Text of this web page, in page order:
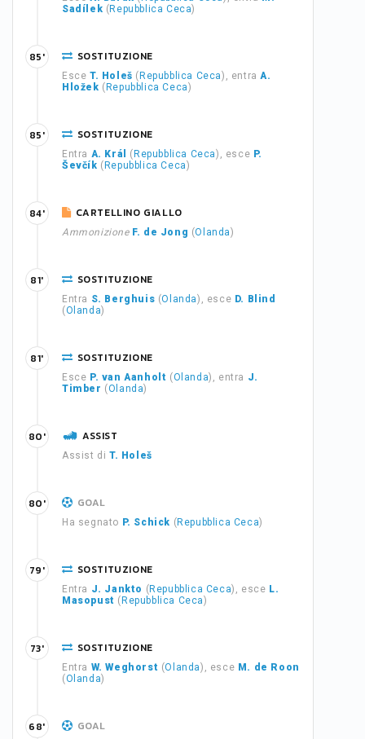
Sadílek ( Repubblica Ceca)
SOSTITUZIONE
Esce T. Holeš ( Repubblica Ceca), entraA.
Hložek ( Repubblica Ceca)
85'
SOSTITUZIONE
Entra A. Král ( Repubblica Ceca), esce P.
Ševčík ( Repubblica Ceca)
85'
CARTELLINO GIALLO
Ammonizione F. de Jong (Olanda)
84'
SOSTITUZIONE
Entra S. Berghuis (Olanda), esce D. Blind
(Olanda)
81'
SOSTITUZIONE
Esce P. van Aanholt (Olanda), entra J.
Timber (Olanda)
81'
ASSIST
Assist di T. Holeš
80'
GOAL
Ha segnato P. Schick ( Repubblica Ceca)
80'
SOSTITUZIONE
Entra J. Jankto ( Repubblica Ceca), esce L.
Masopust ( Repubblica Ceca)
79'
SOSTITUZIONE
Entra W. Weghorst (Olanda), esce M. de Roon
(Olanda)
73'
GOAL
68'